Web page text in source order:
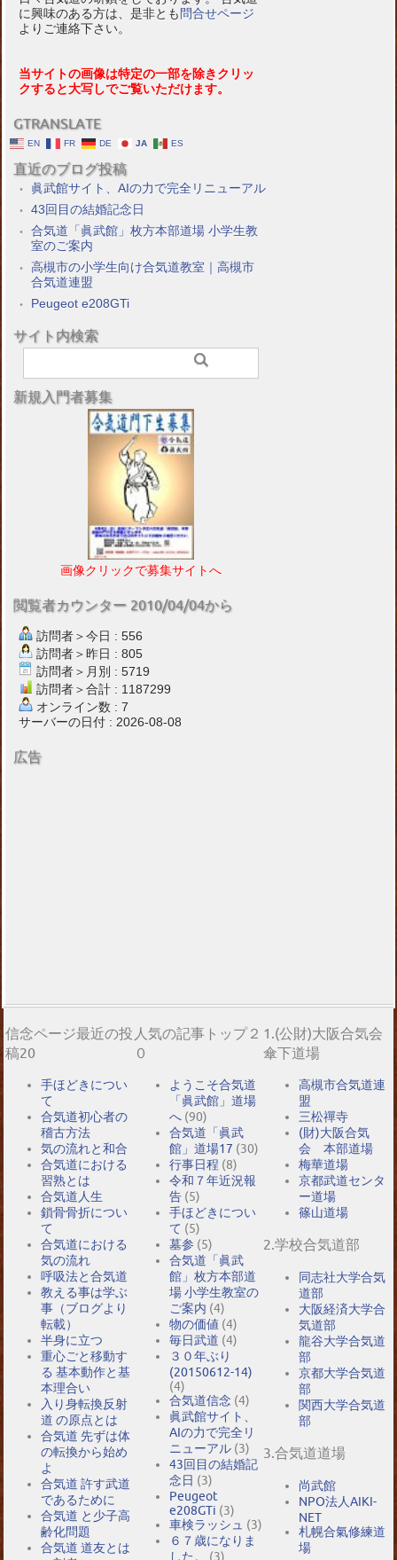
に興味のある方は、是非とも 問合せページ
よりご連絡下さい。
当サイトの画像は特定の一部を除きクリッ
クすると大写しでご覧いただけます。
GTRANSLATE
EN FR DE JA ES
直近のブログ投稿
眞武館サイト、AIの力で完全リニューアル
43回目の結婚記念日
合気道「眞武館」枚方本部道場 小学生教
室のご案内
高槻市の小学生向け合気道教室｜高槻市
合気道連盟
Peugeot e208GTi
サイト内検索
新規入門者募集
画像クリックで募集サイトへ
閲覧者カウンター 2010/04/04から
訪問者＞今日 : 556
訪問者＞昨日 : 805
訪問者＞月別 : 5719
訪問者＞合計 : 1187299
オンライン数 : 7
サーバーの日付 : 2026-08-08
広告
信念ページ最近の投
稿20
手ほどきについ
て
合気道初心者の
稽古方法
気の流れと和合
合気道における
習熟とは
合気道人生
鎖骨骨折につい
て
合気道における
気の流れ
呼吸法と合気道
教える事は学ぶ
事（ブログより
転載）
半身に立つ
重心ごと移動す
る 基本動作と基
本理合い
入り身転換反射
道 の原点とは
合気道 先ずは体
の転換から始め
よ
合気道 許す武道
であるために
合気道 と少子高
齢化問題
合気道 道友とは
人気の記事トップ２
０
ようこそ合気道
「眞武館」道場
へ (90)
合気道「眞武
館」道場17 (30)
行事日程 (8)
令和７年近況報
告 (5)
手ほどきについ
て (5)
墓参 (5)
合気道「眞武
館」枚方本部道
場 小学生教室の
ご案内 (4)
物の価値 (4)
毎日武道 (4)
３０年ぶり
(20150612-14)
(4)
合気道信念 (4)
眞武館サイト、
AIの力で完全リ
ニューアル (3)
43回目の結婚記
念日 (3)
Peugeot
e208GTi (3)
車検ラッシュ (3)
６７歳になりま
した。
(3)
1.(公財)大阪合気会
傘下道場
高槻市合気道連
盟
三松禪寺
(財)大阪合気
会 本部道場
梅華道場
京都武道センタ
ー道場
篠山道場
2.学校合気道部
同志社大学合気
道部
大阪経済大学合
気道部
龍谷大学合気道
部
京都大学合気道
部
関西大学合気道
部
3.合気道道場
尚武館
NPO法人AIKI-
NET
札幌合氣修練道
場